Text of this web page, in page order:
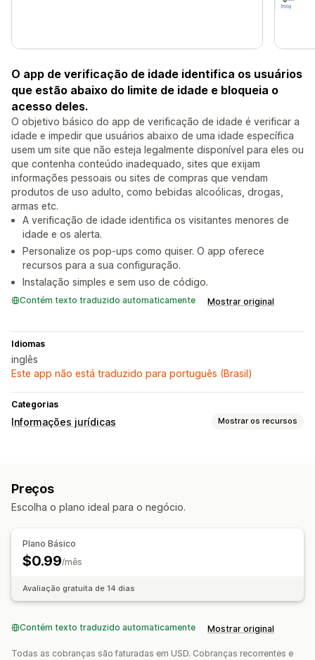
O app de verificação de idade identifica os usuários
que estão abaixo do limite de idade e bloqueia o
acesso deles.
O objetivo básico do app de verificação de idade é verificar a
idade e impedir que usuários abaixo de uma idade específica
usem um site que não esteja legalmente disponível para eles ou
que contenha conteúdo inadequado, sites que exijam
informações pessoais ou sites de compras que vendam
produtos de uso adulto, como bebidas alcoólicas, drogas,
armas etc.
A verificação de idade identifica os visitantes menores de
idade e os alerta.
Personalize os pop-ups como quiser. O app oferece
recursos para a sua configuração.
Instalação simples e sem uso de código.
Contém texto traduzido automaticamente Mostrar original
Idiomas
inglês
Este app não está traduzido para português (Brasil)
Categorias
Informações jurídicas Mostrar os recursos
Personalização
Preços
Escolha o plano ideal para o negócio.
Plano Básico
$0.99/mês
Avaliação gratuita de 14 dias
Contém texto traduzido automaticamente Mostrar original
Todas as cobranças são faturadas em USD. Cobranças recorrentes e